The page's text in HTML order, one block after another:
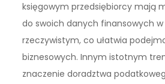
księgowym przedsiębiorcy mają
do swoich danych finansowych w
rzeczywistym, co ułatwia
biznesowych. Innym istotnym
znaczenie doradztwa